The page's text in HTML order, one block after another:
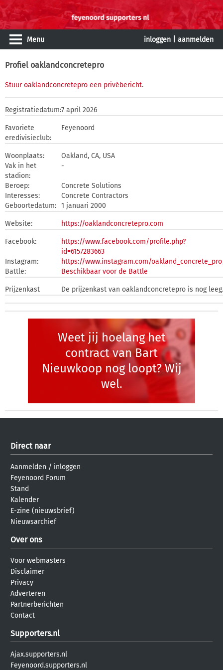
Menu inloggen aanmelden
Profiel oaklandconcretepro
Stuur oaklandconcretepro een privébericht.
Registratiedatum:7 april 2026
Favoriete
eredivisieclub:
Feyenoord
Woonplaats:
Oakland, CA, USA
Vak in het
stadion:
-
Beroep:
Concrete Solutions
Interesses:
Concrete Contractors
Geboortedatum: 1 januari 2000
Website: https://oaklandconcretepro.com
Facebook:
https://www.facebook.com/profile.php?
id=6157283663
Instagram:
https://www.instagram.com/
Battle:
Beschikbaar voor de Battle
Prijzenkast De prijzenkast van oaklandconcretepro is nog leeg.
Weet jij hoelang het
contract van Bart
Nieuwkoop nog loopt? Wij
wel.
Direct naar
Aanmelden / inloggen
Feyenoord Forum
Stand
Kalender
E-zine (nieuwsbrief)
Nieuwsarchief
Over ons
Voor webmasters
Disclaimer
Privacy
Adverteren
Partnerberichten
Contact
Supporters.nl
Ajax.supporters.nl
Feyenoord.supporters.nl